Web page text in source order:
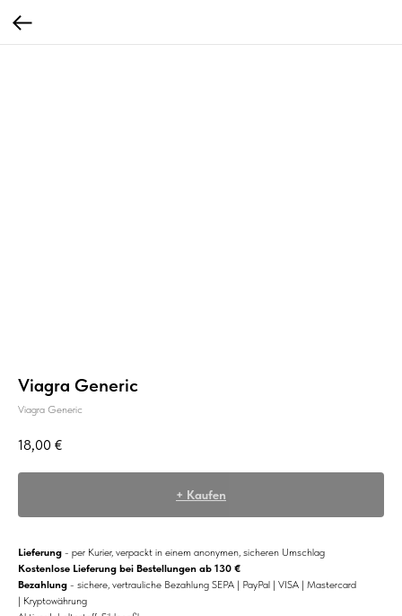
Viagra Generic
Viagra Generic
18,00 €
+ Kaufen
Lieferung - per Kurier, verpackt in einem anonymen, sicheren Umschlag
Kostenlose Lieferung bei Bestellungen ab 130 €
Bezahlung - sichere, vertrauliche Bezahlung SEPA | PayPal | VISA | Mastercard
| Kryptowährung